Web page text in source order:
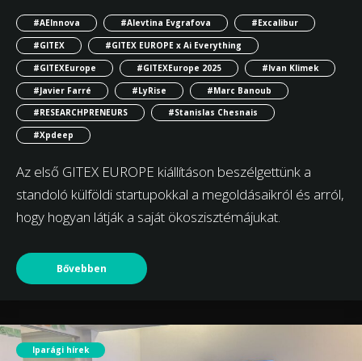
#AEInnova #Alevtina Evgrafova
#Excalibur
#GITEX
#GITEX EUROPE x Ai Everything
#GITEXEurope
#GITEXEurope 2025
#Ivan Klimek
#Javier Farré
#LyRise
#Marc Banoub
#RESEARCHPRENEURS
#Stanislas Chesnais
#Xpdeep
Az első GITEX EUROPE kiállításon beszélgettünk a
standoló külföldi startupokkal a megoldásaikról és arról,
hogy hogyan látják a saját ökoszisztémájukat.
Bővebben
Iparági hírek